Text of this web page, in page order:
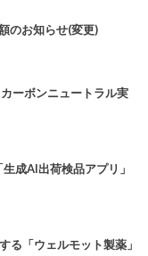
のお知らせ(変更)
ーボンニュートラル実
成AI出荷検品アプリ」
る「ウェルモット製薬」